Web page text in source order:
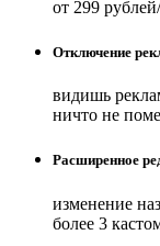
от 299
Отключение
видишь
ничто не
Расширенное
изменение
более 3